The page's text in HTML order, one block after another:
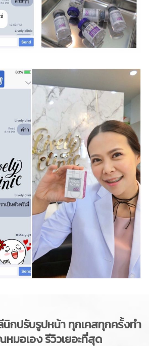
กปรับรูปหน้า ทุกเคสทุกครั้งทำ
มอเอง รีวิวเยอะที่สุด